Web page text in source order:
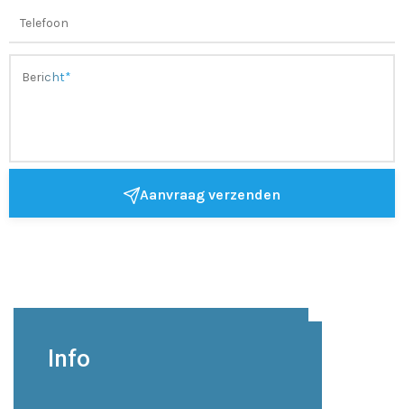
Aanvraag verzenden
Info